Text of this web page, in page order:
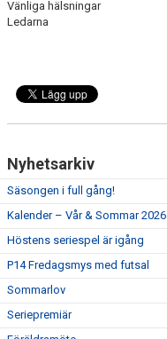
Vänliga hälsningar
Ledarna
Nyhetsarkiv
Säsongen i full gång!
Kalender – Vår & Sommar 2026
Höstens seriespel är igång
P14 Fredagsmys med futsal
Sommarlov
Seriepremiär